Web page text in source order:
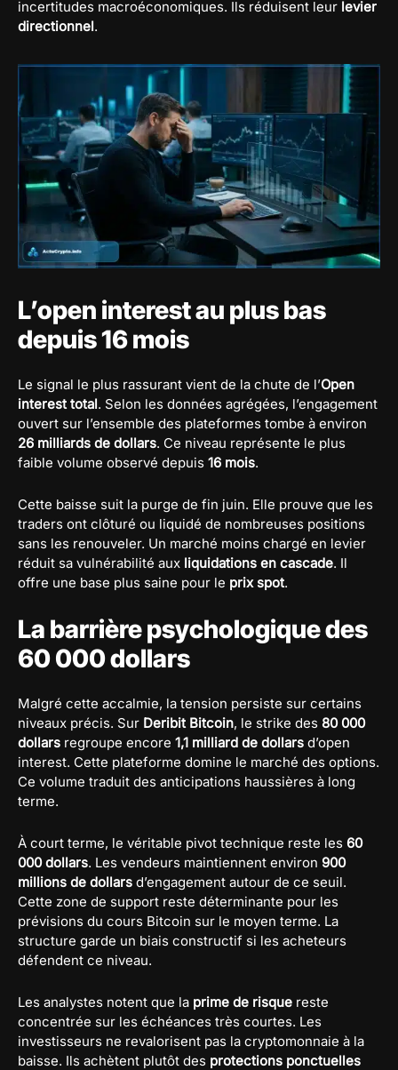
incertitudes macroéconomiques. Ils réduisent leur levier
directionnel.
L’open interest au plus bas
depuis 16 mois
Le signal le plus rassurant vient de la chute de l’Open
interest total. Selon les données agrégées, l’engagement
ouvert sur l’ensemble des plateformes tombe à environ
26 milliards de dollars. Ce niveau représente le plus
faible volume observé depuis 16 mois.
Cette baisse suit la purge de fin juin. Elle prouve que les
traders ont clôturé ou liquidé de nombreuses positions
sans les renouveler. Un marché moins chargé en levier
réduit sa vulnérabilité aux liquidations en cascade. Il
offre une base plus saine pour le prix spot.
La barrière psychologique des
60 000 dollars
Malgré cette accalmie, la tension persiste sur certains
niveaux précis. Sur Deribit Bitcoin, le strike des 80 000
dollars regroupe encore 1,1 milliard de dollars d’open
interest. Cette plateforme domine le marché des options.
Ce volume traduit des anticipations haussières à long
terme.
À court terme, le véritable pivot technique reste les 60
000 dollars. Les vendeurs maintiennent environ 900
millions de dollars d’engagement autour de ce seuil.
Cette zone de support reste déterminante pour les
prévisions du cours Bitcoin sur le moyen terme. La
structure garde un biais constructif si les acheteurs
défendent ce niveau.
Les analystes notent que la prime de risque reste
concentrée sur les échéances très courtes. Les
investisseurs ne revalorisent pas la cryptomonnaie à la
baisse. Ils achètent plutôt des protections ponctuelles